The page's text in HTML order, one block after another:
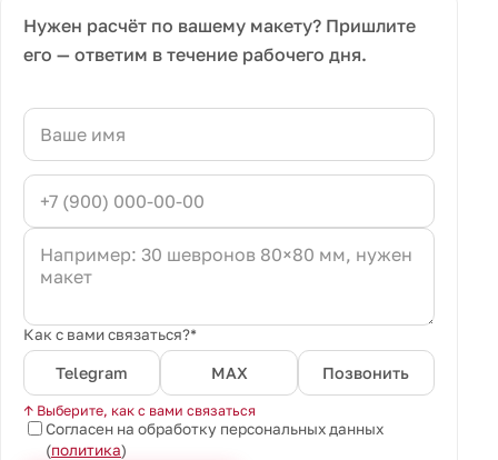
Нужен расчёт по вашему макету? Пришлите
его — ответим в течение рабочего дня.
Как с вами связаться?*
Telegram MAX Позвонить
↑ Выберите, как с вами связаться
Согласен на обработку персональных данных
(политика)